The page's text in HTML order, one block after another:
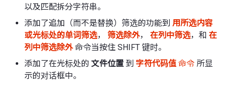
以及匹配拆分字符串。
添加了追加（而不是替换）筛选的功能到 用所选内容
或光标处的单词筛选， 筛选除外， 在列中筛选，和 在
列中筛选除外命令当按住 SHIFT 键时。
添加了在光标处的 文件位置 到 字符代码值 命令 所显
示的对话框中。